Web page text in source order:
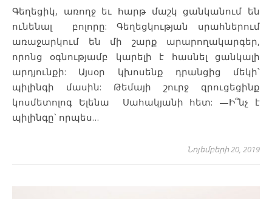
Գեղեցիկ, առողջ եւ հարթ մաշկ ցանկանում են
ունենալ բոլորը: Գեղեցկության սրահներում
առաջարկում են մի շարք արարողակարգեր,
որոնց օգնությամբ կարելի է հասնել ցանկալի
արդյունքի: Այսօր կխոսենք դրանցից մեկի՝
պիլինգի մասին: Թեմայի շուրջ զրուցեցինք
կոսմետոլոգ Ելենա Սահակյանի հետ: —Ի՞նչ է
պիլինգը` որպես…
Նոյեմբերի 20, 2019